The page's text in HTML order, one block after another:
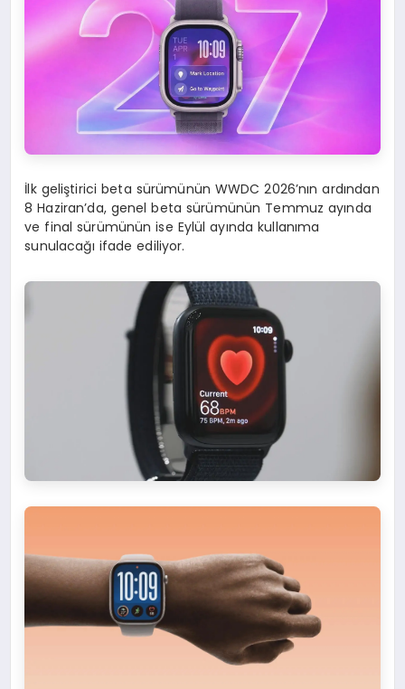
İlk geliştirici beta sürümünün WWDC 2026’nın ardından
8 Haziran’da, genel beta sürümünün Temmuz ayında
ve final sürümünün ise Eylül ayında kullanıma
sunulacağı ifade ediliyor.